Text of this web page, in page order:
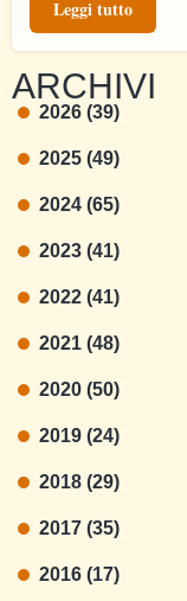
Leggi tutto
ARCHIVI
2026 (39)
2025 (49)
2024 (65)
2023 (41)
2022 (41)
2021 (48)
2020 (50)
2019 (24)
2018 (29)
2017 (35)
2016 (17)